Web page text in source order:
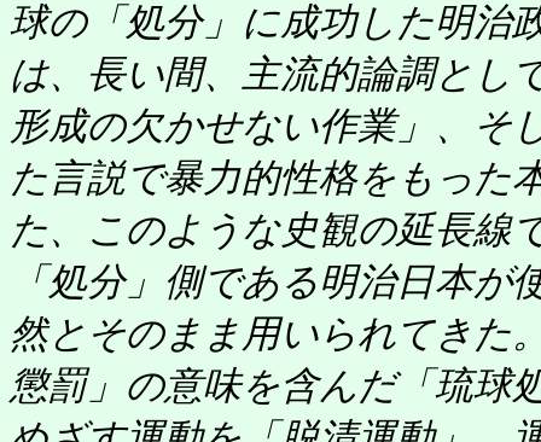
球の「処分」に成功した明治
は、長い間、主流的論調とし
形成の欠かせない作業」、そ
た言説で暴力的性格をもった
た、このような史観の延長線
「処分」側である明治日本
然とそのまま用いられてきた
懲罰」の意味を含んだ「琉球